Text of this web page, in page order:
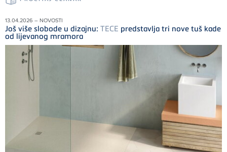
13.04.2026 – NOVOSTI
Još više slobode u dizajnu: TECE predstavlja tri nove tuš kade
od lijevanog mramora